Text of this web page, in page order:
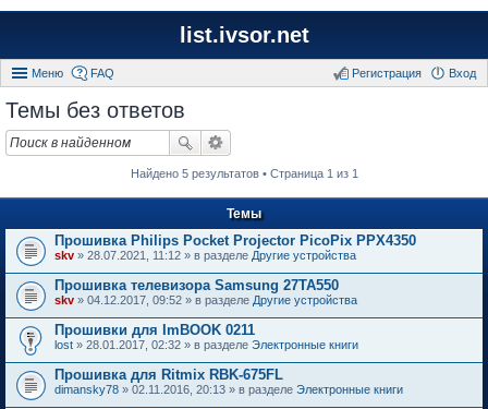
list.ivsor.net
Меню FAQ Вход
Регистрация
Темы без ответов
Найдено 5 результатов • Страница 1 из 1
Темы
Прошивка Philips Pocket Projector PicoPix PPX4350
skv » 28.07.2021, 11:12 » в разделе Другие устройства
Прошивка телевизора Samsung 27TA550
skv » 04.12.2017, 09:52 » в разделе Другие устройства
Прошивки для ImBOOK 0211
lost » 28.01.2017, 02:32 » в разделе Электронные книги
Прошивка для Ritmix RBK-675FL
dimansky78 » 02.11.2016, 20:13 » в разделе Электронные книги